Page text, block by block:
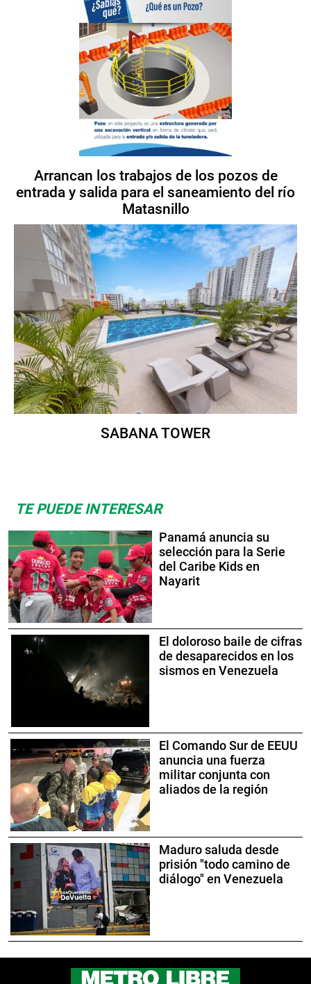
Arrancan los trabajos de los pozos de
entrada y salida para el saneamiento del río
Matasnillo
SABANA TOWER
TE PUEDE INTERESAR
Panamá anuncia su
selección para la Serie
del Caribe Kids en
Nayarit
El doloroso baile de cifras
de desaparecidos en los
sismos en Venezuela
El Comando Sur de EEUU
anuncia una fuerza
militar conjunta con
aliados de la región
Maduro saluda desde
prisión "todo camino de
diálogo" en Venezuela